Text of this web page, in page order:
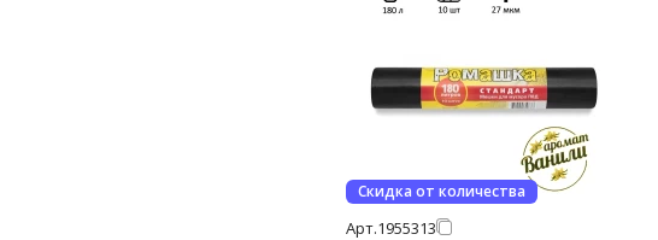
Скидка от количества
Арт.1955313